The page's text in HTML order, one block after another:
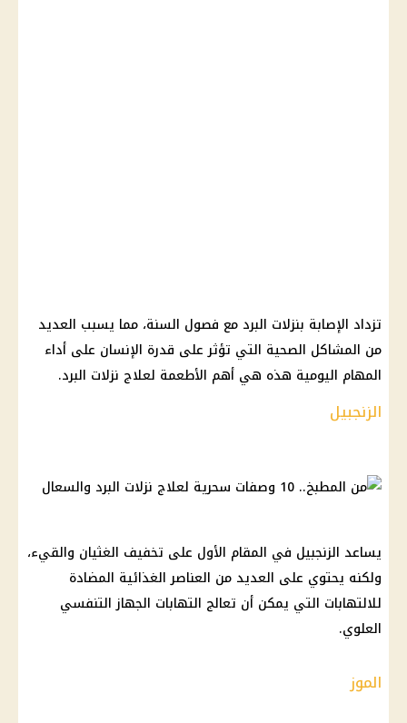
تزداد الإصابة بنزلات البرد مع فصول السنة، مما يسبب العديد
من المشاكل الصحية التي تؤثر على قدرة الإنسان على أداء
المهام اليومية هذه هي أهم الأطعمة لعلاج نزلات البرد.
الزنجبيل
يساعد الزنجبيل في المقام الأول على تخفيف الغثيان والقيء،
ولكنه يحتوي على العديد من العناصر الغذائية المضادة
للالتهابات التي يمكن أن تعالج التهابات الجهاز التنفسي
العلوي.
الموز